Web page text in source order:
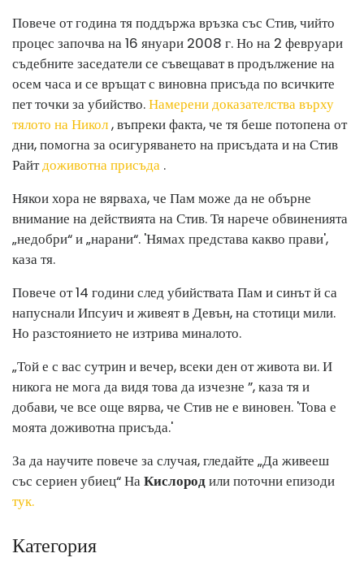
Повече от година тя поддържа връзка със Стив, чийто
процес започва на 16 януари 2008 г. Но на 2 февруари
съдебните заседатели се съвещават в продължение на
осем часа и се връщат с виновна присъда по всичките
пет точки за убийство.Намерени доказателства върху
тялото на Никол, въпреки факта, че тя беше потопена от
дни, помогна за осигуряването на присъдата и на Стив
Райтдоживотна присъда .
Някои хора не вярваха, че Пам може да не обърне
внимание на действията на Стив. Тя нарече обвиненията
„недобри“ и „нарани“. 'Нямах представа какво прави',
каза тя.
Повече от 14 години след убийствата Пам и синът й са
напуснали Ипсуич и живеят в Девън, на стотици мили.
Но разстоянието не изтрива миналото.
„Той е с вас сутрин и вечер, всеки ден от живота ви. И
никога не мога да видя това да изчезне ”, каза тя и
добави, че все още вярва, че Стив не е виновен. 'Това е
моята доживотна присъда.'
За да научите повече за случая, гледайте „Да живееш
със сериен убиец“ НаКислородили поточни епизоди
тук.
Категория